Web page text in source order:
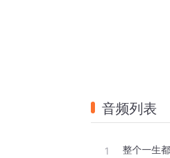
音频列表
1 整个一生